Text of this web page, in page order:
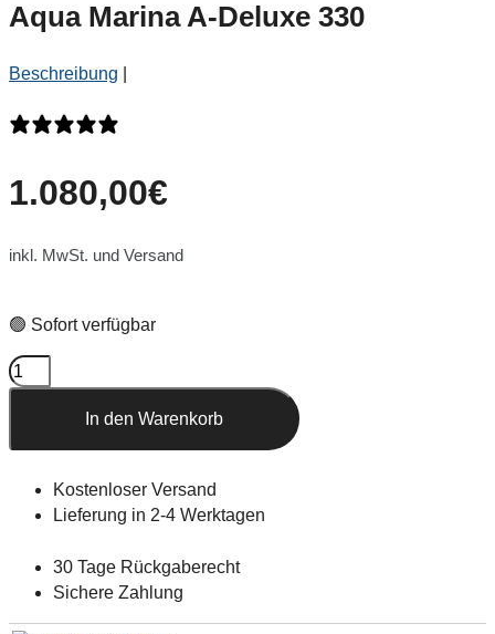
Aqua Marina A-Deluxe 330
Beschreibung
1.080,00€
inkl. MwSt. und Versand
🟢 Sofort verfügbar
In den Warenkorb
Kostenloser Versand
Lieferung in 2-4 Werktagen
30 Tage Rückgaberecht
Sichere Zahlung